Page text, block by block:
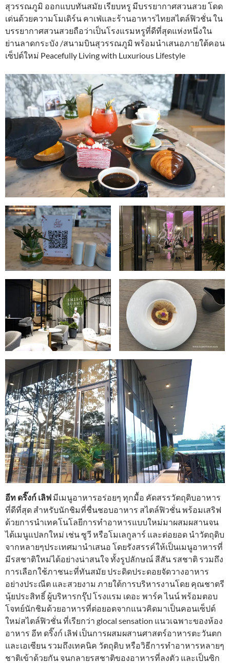
สุวรรณภูมิ ออกแบบทันสมัย เรียบหรู มีบรรยากาศสวนสวย โดด
เด่นด้วยความโมเดิร์น คาเฟ่และร้านอาหารไทยสไตล์ฟิวชั่น ใน
บรรยากาศสวนสวยถือว่าเป็นโรงแรมหรูที่ดีที่สุดแห่งหนึ่งใน
ย่านลาดกระบัง /สนามบินสุวรรณภูมิ พร้อมนำเสนอภายใต้คอน
เซ็ปต์ใหม่ Peacefully Living with Luxurious Lifestyle
อีท ดริ๊งก์ เลิฟ มีเมนูอาหารอร่อยๆ ทุกมื้อ คัดสรรวัตถุดิบอาหาร
ที่ดีที่สุด สำหรับนักชิมที่ชื่นชอบอาหาร สไตล์ฟิวชั่น พร้อมเสริฟ
ด้วยการนำเทคโนโลยีการทำอาหารแบบใหม่มาผสมผสานจน
ได้เมนูแปลกใหม่ เช่น ซูวี หรือโมเลกูลาร์ และต่อยอด นำวัตถุดิบ
จากหลายๆประเทศมานำเสนอ โดยรังสรรค์ให้เป็นเมนูอาหารที่
มีรสชาติใหม่ได้อย่างน่าสนใจ ทั้งรูปลักษณ์ สีสัน รสชาติ รวมถึง
การเลือกใช้ภาชนะที่ทันสมัย ประดิดประดอยจัดวางอาหาร
อย่างประณีต และสวยงาม ภายใต้การบริหารงานโดย คุณชาตรี
นุ้ยประสิทธิ์ ผู้บริหารกรุ๊ป โรงแรม เดอะ พาร์ค ไนน์ พร้อมตอบ
โจทย์นักชิมด้วยอาหารที่ต่อยอดจากแนวคิดมาเป็นคอนเซ็ปต์
ใหม่สไตล์ฟิวชั่น ที่เรียกว่า glocal sensation แนวเฉพาะของห้อง
อาหาร อีท ดริ๊งก์ เลิฟ เป็นการผสมผสานศาสตร์อาหารตะวันตก
และเอเซียน รวมถึงเทคนิค วัตถุดิบ หรือวิธีการทำอาหารหลายๆ
ชาติเข้าด้วยกัน จนกลายรสชาติของอาหารที่ลงตัว และเป็นซิก